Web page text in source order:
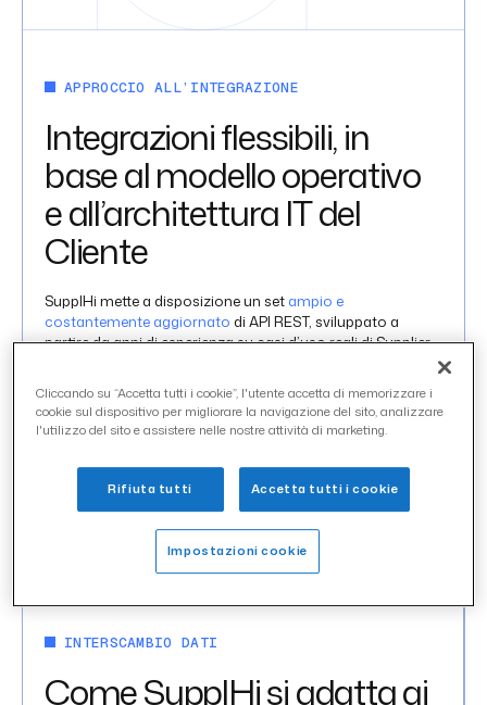
APPROCCIO ALL’INTEGRAZIONE
Integrazioni flessibili, in
base al modello operativo
e all’architettura IT del
Cliente
SupplHi mette a disposizione un set ampio e
costantemente aggiornato di API REST, sviluppato a
partire da anni di esperienza su casi d’uso reali di Supplier
Le organizzazioni possono
iniziare a usare la piattaforma
SupplHi anche senza integrazionie definire nel tempo il
proprie priorità, all’architettura IT e alla governance interna.
Le chiamate API possono essere configurate sulle
esigenze del Cliente, definendo quali dati scambiare, in
quale momento e con quali modalità interrogare SupplHi.
INTERSCAMBIO DATI
Come SupplHi si adatta ai
Cliccando su “Accetta tutti i cookie”, l'utente accetta di memorizzare i
cookie sul dispositivo per migliorare la navigazione del sito, analizzare
l'utilizzo del sito e assistere nelle nostre attività di marketing.
Rifiuta tutti Accetta tutti i cookie
Impostazioni cookie